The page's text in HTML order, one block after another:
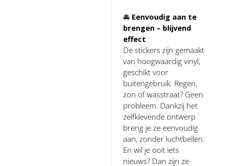
🚘 Eenvoudig aan te
brengen – blijvend
effect
De stickers zijn gemaakt
van hoogwaardig vinyl,
geschikt voor
buitengebruik. Regen,
zon of wasstraat? Geen
probleem. Dankzij het
zelfklevende ontwerp
breng je ze eenvoudig
aan, zonder luchtbellen.
En wil je ooit iets
nieuws? Dan zijn ze